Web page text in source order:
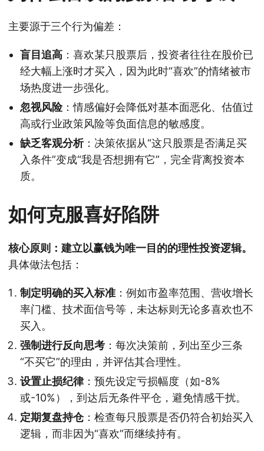
主要源于三个行为偏差：
盲目追高 ：喜欢某只股票后，投资者往往在股价已
经大幅上涨时才买入，因为此时“喜欢”的情绪被市
场热度进一步强化。
忽视风险：情感偏好会降低对基本面恶化、估值过
高或行业政策风险等负面信息的敏感度。
缺乏客观分析：决策依据从“这只股票是否满足买
入条件”变成“我是否想拥有它”，完全背离投资本
质。
如何克服喜好陷阱
核心原则：建立以赢钱为唯一目的的理性投资逻辑。
具体做法包括：
制定明确的买入标准 ：例如市盈率范围、营收增长
率门槛、技术面信号等，未达标则无论多喜欢也不
买入。
强制进行反向思考 ：每次决策前，列出至少三条
“不买它”的理由，并评估其合理性。
设置止损纪律：预先设定亏损幅度（如-8%
或-10%），到达后无条件平仓，避免情感干扰。
定期复盘持仓：检查每只股票是否仍符合初始买入
逻辑，而非因为“喜欢”而继续持有。